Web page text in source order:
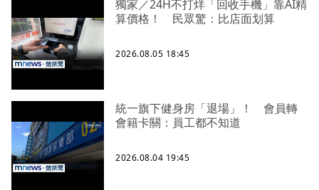
獨家／24H不打烊「回收手機」靠AI精
算價格！ 民眾驚：比店面划算
2026.08.05 18:45
統一旗下健身房「退場」！ 會員轉
會籍卡關：員工都不知道
2026.08.04 19:45